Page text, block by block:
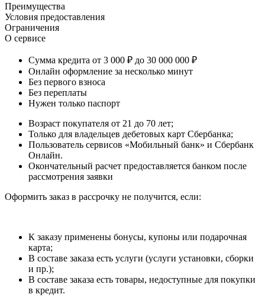
Преимущества
Условия предоставления
Ограничения
О сервисе
Сумма кредита от 3 000 ₽ до 30 000 000 ₽
Онлайн оформление за несколько минут
Без первого взноса
Без переплаты
Нужен только паспорт
Возраст покупателя от 21 до 70 лет;
Только для владельцев дебетовых карт Сбербанка;
Пользователь сервисов «Мобильный банк» и Сбербанк
Онлайн.
Окончательный расчет предоставляется банком после
рассмотрения заявки
Оформить заказ в рассрочку не получится, если:
К заказу применены бонусы, купоны или подарочная
карта;
В составе заказа есть услуги (услуги установки, сборки
и пр.);
В составе заказа есть товары, недоступные для покупки
в кредит.